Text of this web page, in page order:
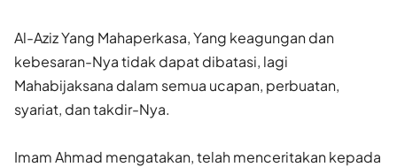
Al-Aziz Yang Mahaperkasa, Yang keagungan dan
kebesaran-Nya tidak dapat dibatasi, lagi
Mahabijaksana dalam semua ucapan, perbuatan,
syariat, dan takdir-Nya.
Imam Ahmad mengatakan, telah menceritakan kepada